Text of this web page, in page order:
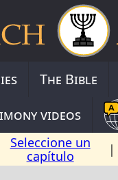
The Bible
videos
Seleccione un
capítulo
|